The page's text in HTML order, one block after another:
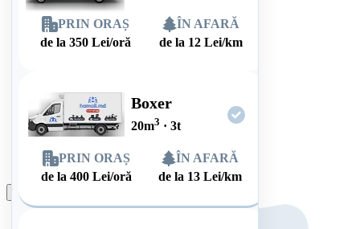
PRIN ORAȘ
de la 350 Lei/oră
ÎN AFARĂ
de la 12 Lei/km
Boxer
20m3 · 3t
PRIN ORAȘ
de la400 Lei/oră
ÎN AFARĂ
de la 13 Lei/km
Plasează comanda